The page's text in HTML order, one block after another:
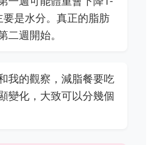
是水分。真正的脂肪
二週開始。
我的觀察，減脂餐要吃
變化，大致可以分幾個